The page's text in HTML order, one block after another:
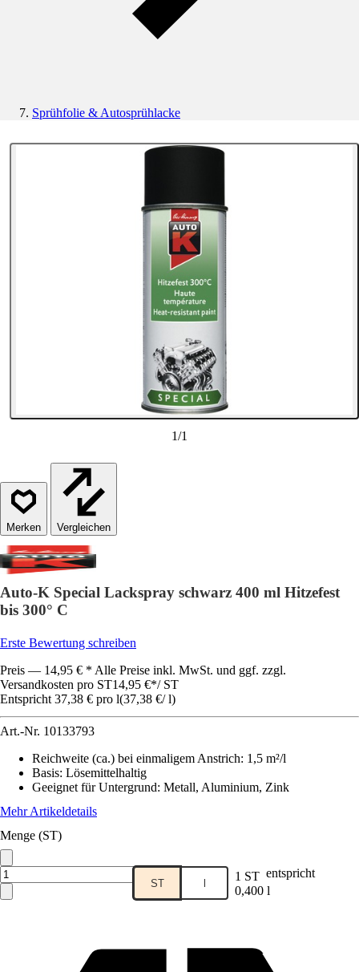
Sprühfolie & Autosprühlacke
1/1
Vergleichen
Auto-K Special Lackspray schwarz 400 ml Hitzefest
bis 300° C
Erste Bewertung schreiben
Preis — 14,95 € * Alle Preise inkl. MwSt. und ggf. zzgl.
Versandkosten pro ST14,95 €*/ ST
Entspricht 37,38 € pro l(37,38 €/ l)
Art.-Nr. 10133793
Reichweite (ca.) bei einmaligem Anstrich: 1,5 m²/l
Basis: Lösemittelhaltig
Geeignet für Untergrund: Metall, Aluminium, Zink
Mehr Artikeldetails
Menge (ST)
ST l 1 ST entspricht
0,400 l